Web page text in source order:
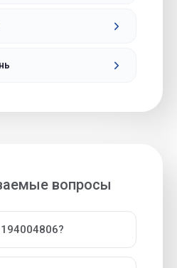
вопросы